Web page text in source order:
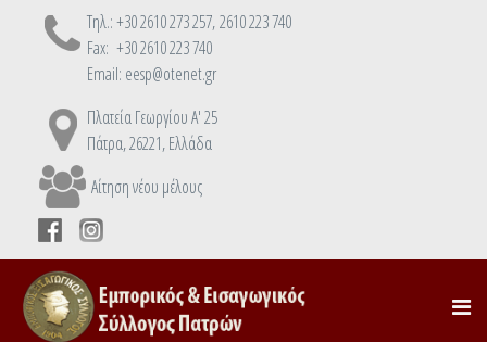
Τηλ.: +30 2610 273 257, 2610 223 740
Fax: +30 2610 223 740
Email: eesp@otenet.gr
Πλατεία Γεωργίου Α' 25
Πάτρα, 26221, Ελλάδα
Αίτηση νέου μέλους